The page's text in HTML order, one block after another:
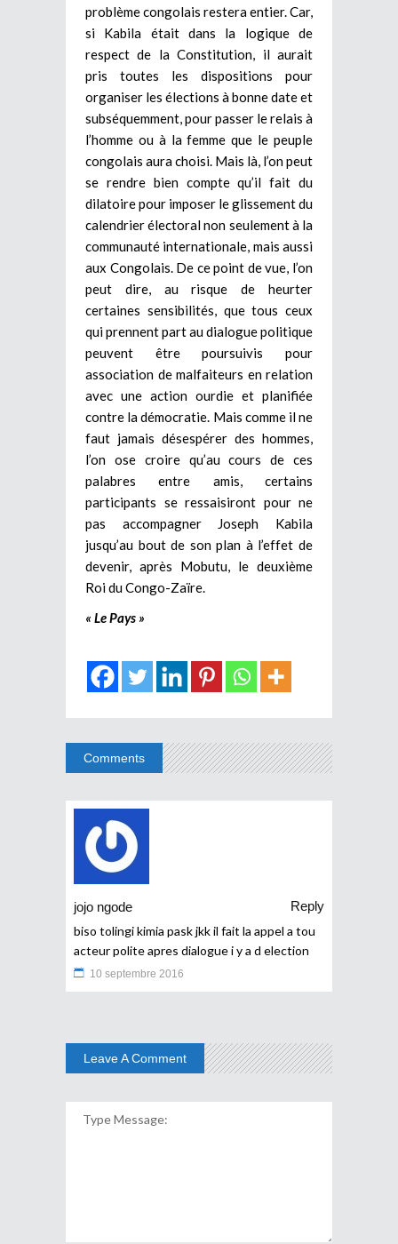
problème congolais restera entier. Car,
si Kabila était dans la logique de
respect de la Constitution, il aurait
pris toutes les dispositions pour
organiser les élections à bonne date et
subséquemment, pour passer le relais à
l’homme ou à la femme que le peuple
congolais aura choisi. Mais là, l’on peut
se rendre bien compte qu’il fait du
dilatoire pour imposer le glissement du
calendrier électoral non seulement à la
communauté internationale, mais aussi
aux Congolais. De ce point de vue, l’on
peut dire, au risque de heurter
certaines sensibilités, que tous ceux
qui prennent part au dialogue politique
peuvent être poursuivis pour
association de malfaiteurs en relation
avec une action ourdie et planifiée
contre la démocratie. Mais comme il ne
faut jamais désespérer des hommes,
l’on ose croire qu’au cours de ces
palabres entre amis, certains
participants se ressaisiront pour ne
pas accompagner Joseph Kabila
jusqu’au bout de son plan à l’effet de
devenir, après Mobutu, le deuxième
Roi du Congo-Zaïre.
« Le Pays »
Comments
jojo ngode
Reply
biso tolingi kimia pask jkk il fait la appel a tou
acteur polite apres dialogue i y a d election
10 septembre 2016
Leave A Comment